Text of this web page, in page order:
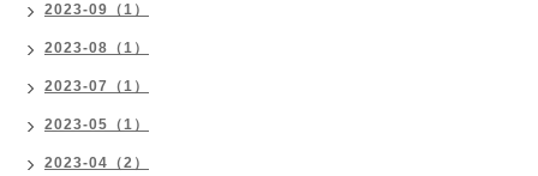
2023-09（1）
2023-08（1）
2023-07（1）
2023-05（1）
2023-04（2）